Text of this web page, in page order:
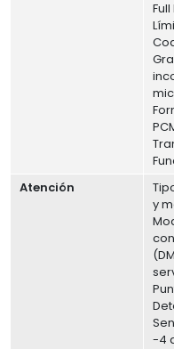
Atención
y
-4